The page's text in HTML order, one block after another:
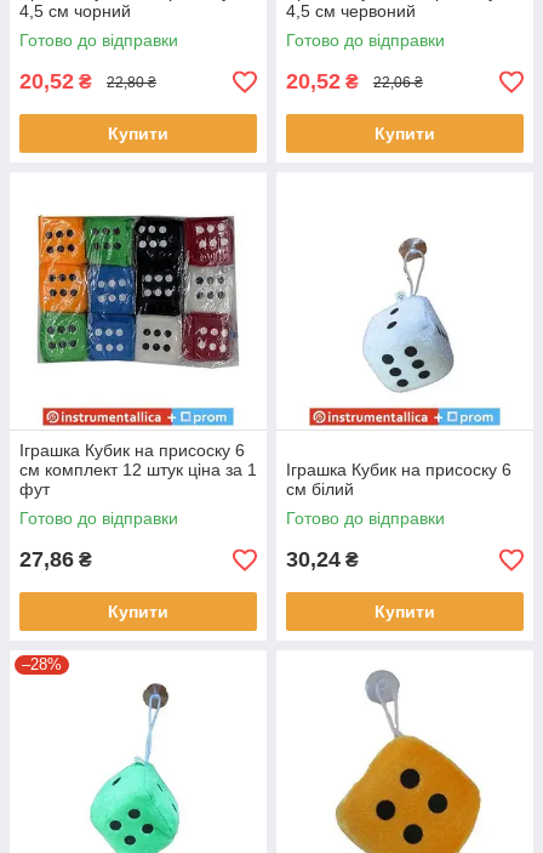
4,5 см чорний
Готово до відправки
20,52 ₴ 22,80 ₴
Купити
4,5 см червоний
Готово до відправки
20,52 ₴ 22,06 ₴
Купити
Іграшка Кубик на присоску 6
см комплект 12 штук ціна за 1
фут
Готово до відправки
27,86 ₴
Купити
Іграшка Кубик на присоску 6
см білий
Готово до відправки
30,24 ₴
Купити
–28%